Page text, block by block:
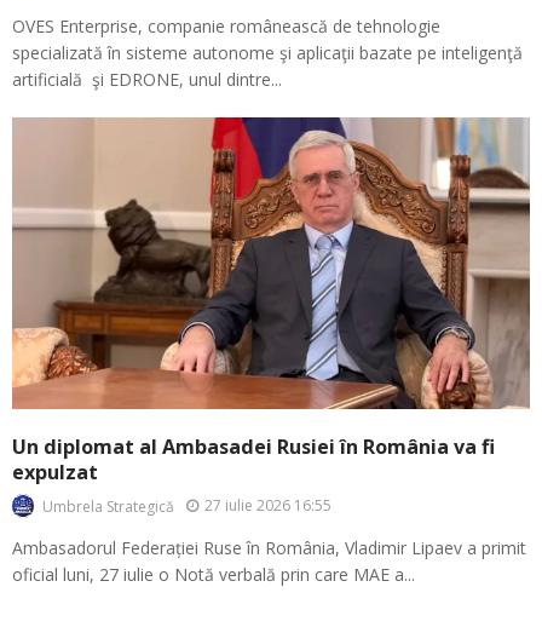
OVES Enterprise, companie românească de tehnologie
specializată în sisteme autonome şi aplicaţii bazate pe inteligenţă
artificială şi EDRONE, unul dintre...
Un diplomat al Ambasadei Rusiei în România va fi
expulzat
Umbrela Strategică 27 iulie 2026 16:55
Ambasadorul Federației Ruse în România, Vladimir Lipaev a primit
oficial luni, 27 iulie o Notă verbală prin care MAE a...